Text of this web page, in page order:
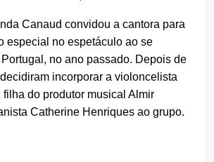
Canaud convidou a cantora para
especial no espetáculo ao se
no ano passado. Depois de
incorporar a violoncelista
do produtor musical Almir
Catherine Henriques ao grupo.